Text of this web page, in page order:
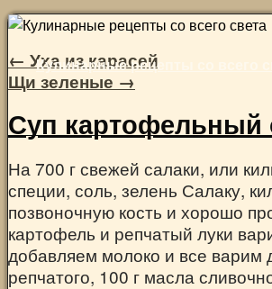
Кулинарные рецепты со всего
Skip
content
← Уха из карасей
Щи зеленые →
Суп картофельный
На 700 г свежей салаки, или
специи, соль, зелень Салаку,
позвоночную кость и хорошо
картофель и репчатый луки
добавляем молоко и все варим
репчатого, 100 г масла